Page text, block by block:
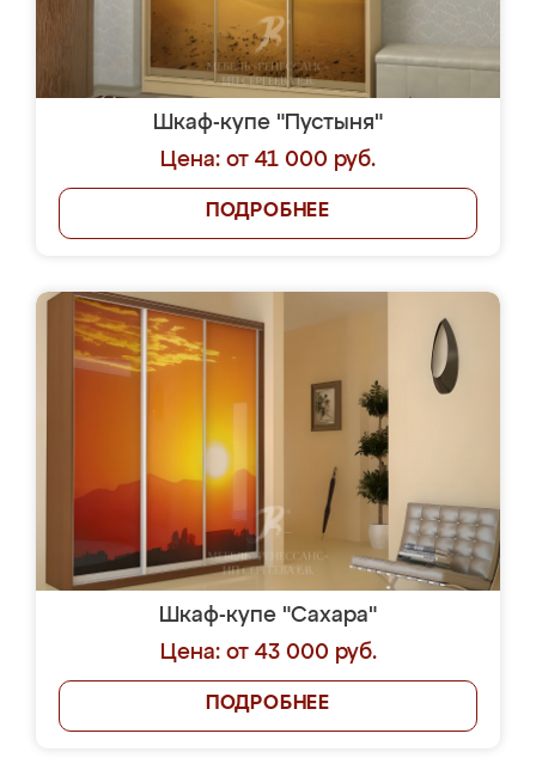
Шкаф-купе "Пустыня"
Цена: от 41 000 руб.
ПОДРОБНЕЕ
Шкаф-купе "Сахара"
Цена: от 43 000 руб.
ПОДРОБНЕЕ